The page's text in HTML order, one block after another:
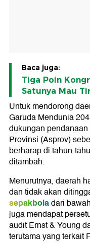
Baca juga:
Tiga Poin
Satunya Mau
Untuk mendorong
Garuda Mendunia
dukungan
Provinsi (Asprov)
berharap di tahun-
ditambah.
Menurutnya, daerah
dan tidak akan
sepakboladari
juga mendapat
audit Ernst & Young
terutama yang terkait